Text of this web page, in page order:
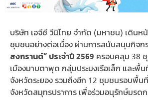
บริษัท เอจีซี วีนิไทย จำกัด (มหาชน) เดินห
ชุมชนอย่างต่อเนื่อง ผ่านการสนับสนุนกิจก
สงกรานต์” ประจำปี 2569 ครอบคลุม 38
เมืองมาบตาพุด กลุ่มประมงเรือเล็ก และพื้น
จังหวัดระยอง รวมถึงอีก 12 ชุมชนรอบพื้นที่
จังหวัดสมุทรปราการ เพื่อร่วมอนุรักษ์มรด